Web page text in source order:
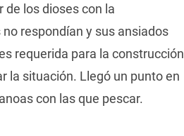
los dioses con la
respondían y sus ansiados
requerida para la construcción
la situación. Llegó un punto en
con las que pescar.